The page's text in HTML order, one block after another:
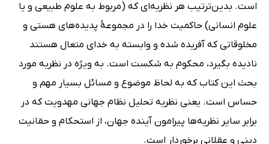
است. بدین‌ترتیب هر نظریه‌ای که (مربوط به علوم طبیعی و یا
علوم انسانی) حاکمیت خدا را در مجموعۀ پدیده‌های هستی و
مخلوقاتی که آفریده شده و وابسته به خدای متعال هستند
نادیده بگیرد، محکوم به شکست است. به ویژه در نظریه مورد
بحث این کتاب که به لحاظ موضوع و مسائل بسیار مهم و
حساس است. یعنی نظریه تحلیل نظام جهانی مهدویت که در
برابر سایر نظریه‌ها پیرامون آینده جهان، از استحکام و حقانیت
دینی و عقلانی برخوردار است.